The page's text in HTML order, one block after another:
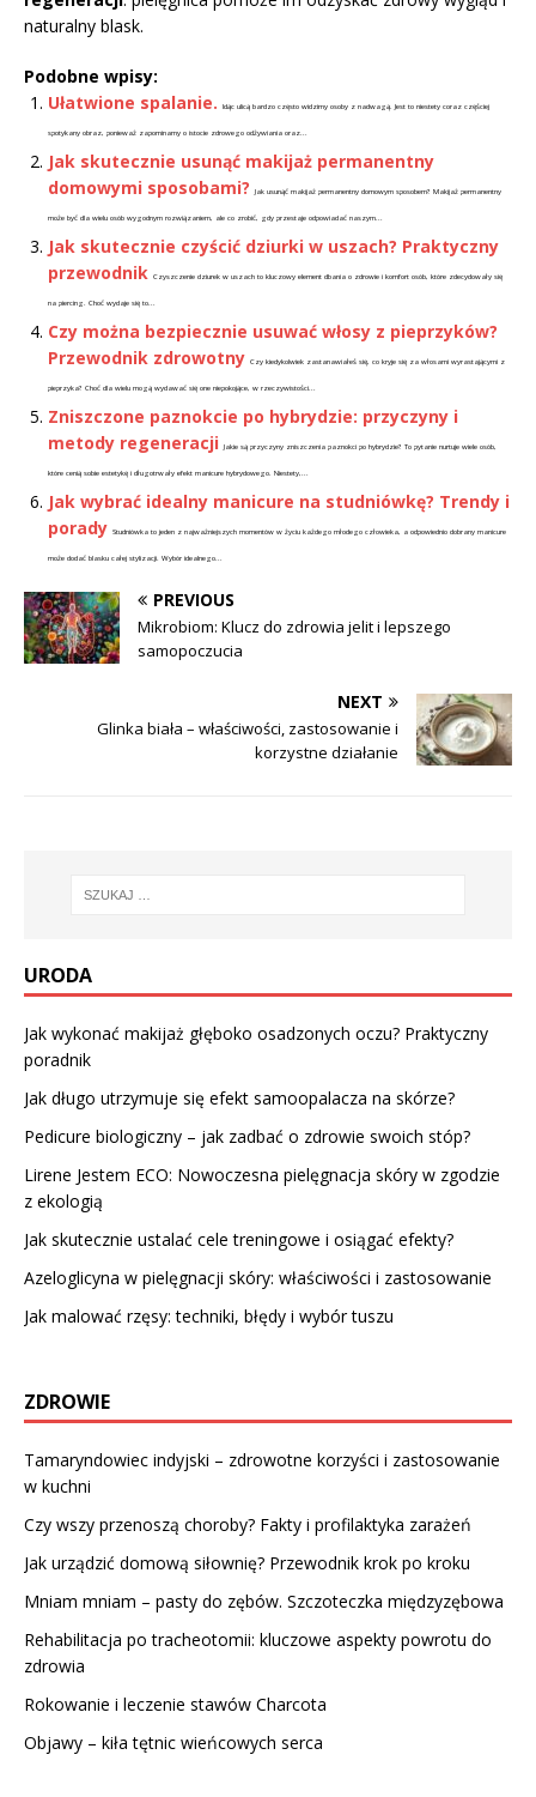
naturalny blask.
Podobne wpisy:
Ułatwione spalanie.
Idąc ulicą bardzo często widzimy osoby z nadwagą. Jest to niestety coraz częściej
spotykany obraz, ponieważ zapominamy o istocie zdrowego odżywiania oraz...
Jak skutecznie usunąć makijaż permanentny
domowymi sposobami?
Jak usunąć makijaż permanentny domowym sposobem? Makijaż permanentny
może być dla wielu osób wygodnym rozwiązaniem, ale co zrobić, gdy przestaje odpowiadać naszym...
Jak skutecznie czyścić dziurki w uszach? Praktyczny
przewodnik
Czyszczenie dziurek w uszach to kluczowy element dbania o zdrowie i komfort osób, które zdecydowały się
na piercing. Choć wydaje się to...
Czy można bezpiecznie usuwać włosy z pieprzyków?
Przewodnik zdrowotny Czy kiedykolwiek zastanawiałeś się, co kryje się za włosami wyrastającymi z
pieprzyka? Choć dla wielu mogą wydawać się one niepokojące, w rzeczywistości...
Zniszczone paznokcie po hybrydzie: przyczyny i
metody regeneracji
Jakie są przyczyny zniszczenia paznokci po hybrydzie? To pytanie nurtuje wiele osób,
które cenią sobie estetykę i długotrwały efekt manicure hybrydowego. Niestety,...
Jak wybrać idealny manicure na studniówkę? Trendy i
porady Studniówka to jeden z najważniejszych momentów w życiu każdego młodego człowieka, a odpowiednio dobrany manicure
może dodać blasku całej stylizacji. Wybór idealnego...
PREVIOUS
Mikrobiom: Klucz do zdrowia jelit i lepszego
samopoczucia
NEXT
Glinka biała – właściwości, zastosowanie i
korzystne działanie
URODA
Jak wykonać makijaż głęboko osadzonych oczu? Praktyczny
poradnik
Jak długo utrzymuje się efekt samoopalacza na skórze?
Pedicure biologiczny – jak zadbać o zdrowie swoich stóp?
Lirene Jestem ECO: Nowoczesna pielęgnacja skóry w zgodzie
z ekologią
Jak skutecznie ustalać cele treningowe i osiągać efekty?
Azeloglicyna w pielęgnacji skóry: właściwości i zastosowanie
Jak malować rzęsy: techniki, błędy i wybór tuszu
ZDROWIE
Tamaryndowiec indyjski – zdrowotne korzyści i zastosowanie
w kuchni
Czy wszy przenoszą choroby? Fakty i profilaktyka zarażeń
Jak urządzić domową siłownię? Przewodnik krok po kroku
Mniam mniam – pasty do zębów. Szczoteczka międzyzębowa
Rehabilitacja po tracheotomii: kluczowe aspekty powrotu do
zdrowia
Rokowanie i leczenie stawów Charcota
Objawy – kiła tętnic wieńcowych serca